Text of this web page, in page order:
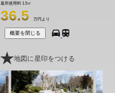
墓所使用料 1.5㎡
36.5 万円より
概要を閉じる
地図に星印をつける